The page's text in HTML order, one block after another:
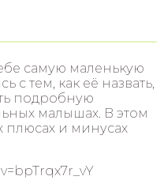
самую маленькую
с тем, как её назвать,
подробную
малышах. В этом
плюсах и минусах